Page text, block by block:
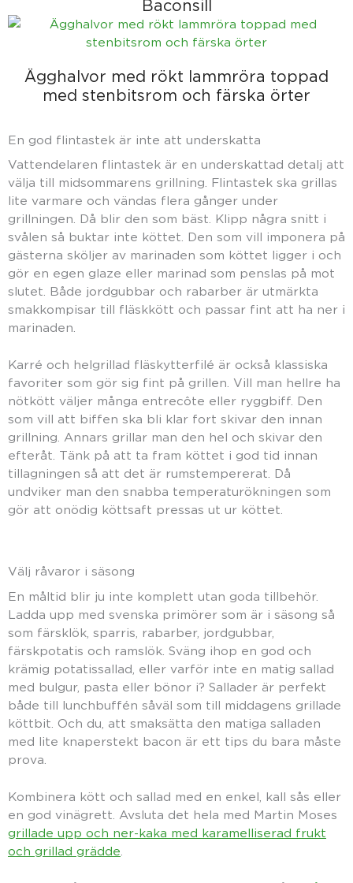
Baconsill
Ägghalvor med rökt lammröra toppad
med stenbitsrom och färska örter
En god flintastek är inte att underskatta
Vattendelaren flintastek är en underskattad detalj att
välja till midsommarens grillning. Flintastek ska grillas
lite varmare och vändas flera gånger under
grillningen. Då blir den som bäst. Klipp några snitt i
svålen så buktar inte köttet. Den som vill imponera på
gästerna sköljer av marinaden som köttet ligger i och
gör en egen glaze eller marinad som penslas på mot
slutet. Både jordgubbar och rabarber är utmärkta
smakkompisar till fläskkött och passar fint att ha ner i
marinaden.
Karré och helgrillad fläskytterfilé är också klassiska
favoriter som gör sig fint på grillen. Vill man hellre ha
nötkött väljer många entrecôte eller ryggbiff. Den
som vill att biffen ska bli klar fort skivar den innan
grillning. Annars grillar man den hel och skivar den
efteråt. Tänk på att ta fram köttet i god tid innan
tillagningen så att det är rumstempererat. Då
undviker man den snabba temperaturökningen som
gör att onödig köttsaft pressas ut ur köttet.
Välj råvaror i säsong
En måltid blir ju inte komplett utan goda tillbehör.
Ladda upp med svenska primörer som är i säsong så
som färsklök, sparris, rabarber, jordgubbar,
färskpotatis och ramslök. Sväng ihop en god och
krämig potatissallad, eller varför inte en matig sallad
med bulgur, pasta eller bönor i? Sallader är perfekt
både till lunchbuffén såväl som till middagens grillade
köttbit. Och du, att smaksätta den matiga salladen
med lite knaperstekt bacon är ett tips du bara måste
prova.
Kombinera kött och sallad med en enkel, kall sås eller
en god vinägrett. Avsluta det hela med Martin Moses
grillade upp och ner-kaka med karamelliserad frukt
och grillad grädde